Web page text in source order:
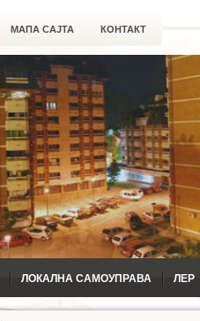
МАПА САЈТА КОНТАКТ
ЛОКАЛНА САМОУПРАВА ЛЕР